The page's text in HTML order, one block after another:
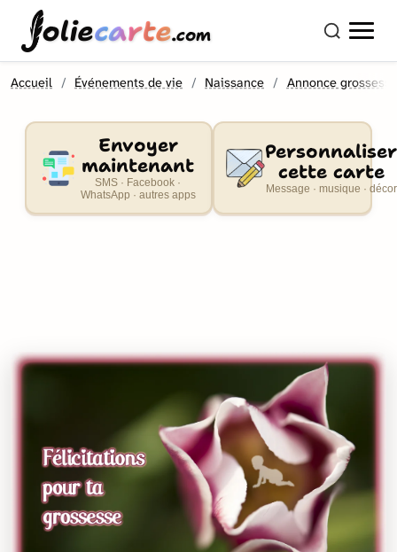
oliecarte.com
Accueil Événements de vie Naissance Annonce grossesse
Envoyer
maintenant
SMS · Facebook ·
WhatsApp · autres apps
Personnaliser
cette carte
Message · musique · décor